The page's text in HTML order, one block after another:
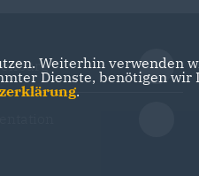
Weiterhin
Dienste, benötigen
.